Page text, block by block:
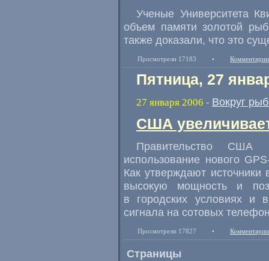
Ученые Университета
объем памяти золотой
также доказали, что это
Просмотрели 17183 •
Пятница, 27
27 января 2006 - Вокруг
США
Правительство
использование нового
Как утверждают источники
высокую мощность и
в городских условиях и
сигнала на сотовых
Просмотрели 17827 •
Страницы